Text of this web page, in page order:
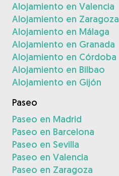
Alojamiento en Valencia
Alojamiento en Zaragoza
Alojamiento en Málaga
Alojamiento en Granada
Alojamiento en Córdoba
Alojamiento en Bilbao
Alojamiento en Gijón
Paseo
Paseo en Madrid
Paseo en Barcelona
Paseo en Sevilla
Paseo en Valencia
Paseo en Zaragoza